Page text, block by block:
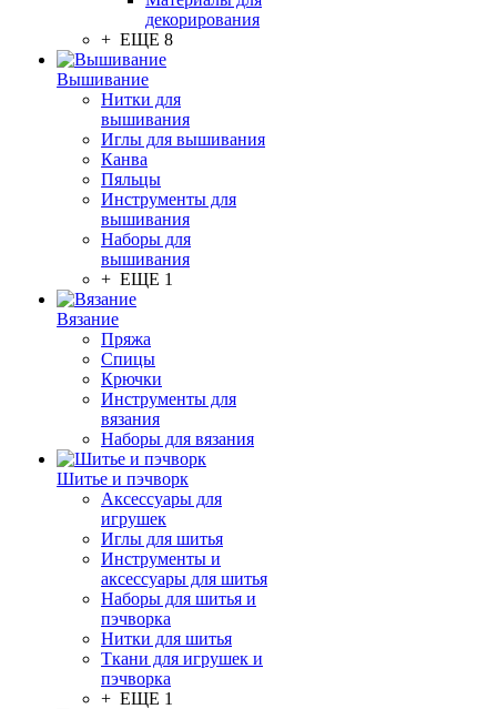
декорирования
+ ЕЩЕ 8
Вышивание
Нитки для
вышивания
Иглы для вышивания
Канва
Пяльцы
Инструменты для
вышивания
Наборы для
вышивания
+ ЕЩЕ 1
Вязание
Пряжа
Спицы
Крючки
Инструменты для
вязания
Наборы для вязания
Шитье и пэчворк
Аксессуары для
игрушек
Иглы для шитья
Инструменты и
аксессуары для шитья
Наборы для шитья и
пэчворка
Нитки для шитья
Ткани для игрушек и
пэчворка
+ ЕЩЕ 1